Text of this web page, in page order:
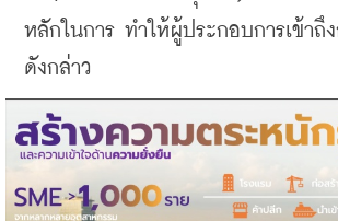
หลักในการ ทำให้ผู้ประกอบการเข้าถึ
ดังกล่าว